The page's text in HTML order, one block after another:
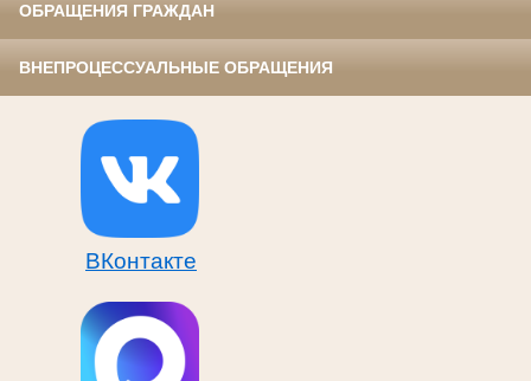
ОБРАЩЕНИЯ ГРАЖДАН
ВНЕПРОЦЕССУАЛЬНЫЕ ОБРАЩЕНИЯ
ВКонтакте